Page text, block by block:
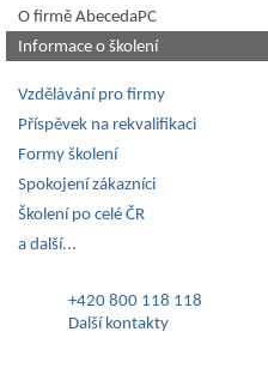
O firmě AbecedaPC
Informace o školení
Vzdělávání pro firmy
Příspěvek na rekvalifikaci
Formy školení
Spokojení zákazníci
Školení po celé ČR
a další...
+420 800 118 118
Další kontakty